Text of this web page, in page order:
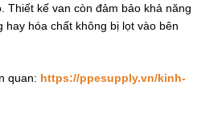
Thiết kế van còn đảm bảo khả năng
hay hóa chất không bị lọt vào bên
quan: https://ppesupply.vn/kinh-